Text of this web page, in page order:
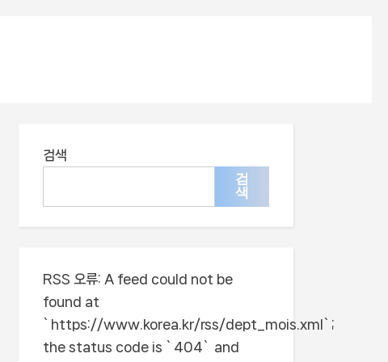
검색
검
색
RSS 오류: A feed could not be
found at
`https://www.korea.kr/rss/dept_mois.xml`;
the status code is `404` and